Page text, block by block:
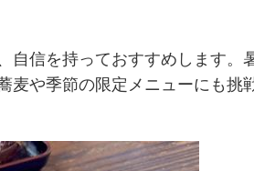
自信を持っておすすめします。
麦や季節の限定メニューにも挑